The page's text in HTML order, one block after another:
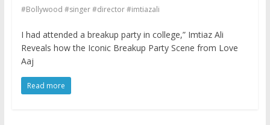
#Bollywood #singer #director #imtiazali
I had attended a breakup party in college,” Imtiaz Ali
Reveals how the Iconic Breakup Party Scene from Love
Aaj
Read more